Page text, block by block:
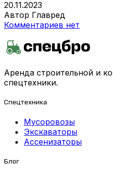
20.11.2023
Автор Главред
Комментариев нет
Аренда строительной и
спецтехники.
Спецтехника
Мусоровозы
Экскаваторы
Ассенизаторы
Блог